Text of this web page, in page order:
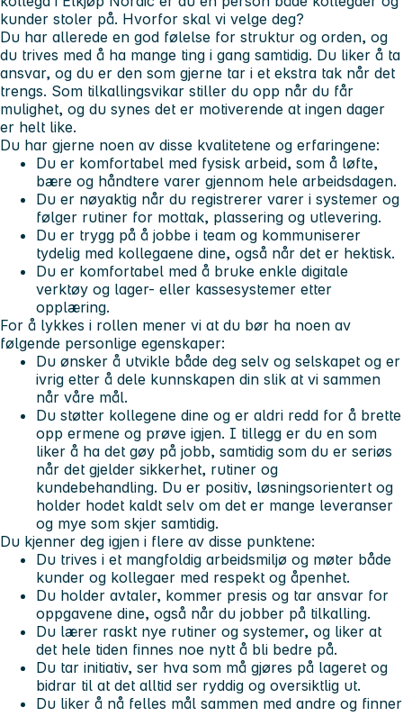
kunder stoler på. Hvorfor skal vi velge deg?
Du har allerede en god følelse for struktur og orden, og
du trives med å ha mange ting i gang samtidig. Du liker å ta
ansvar, og du er den som gjerne tar i et ekstra tak når det
trengs. Som tilkallingsvikar stiller du opp når du får
mulighet, og du synes det er motiverende at ingen dager
er helt like.
Du har gjerne noen av disse kvalitetene og erfaringene:
Du er komfortabel med fysisk arbeid, som å løfte,
bære og håndtere varer gjennom hele arbeidsdagen.
Du er nøyaktig når du registrerer varer i systemer og
følger rutiner for mottak, plassering og utlevering.
Du er trygg på å jobbe i team og kommuniserer
tydelig med kollegaene dine, også når det er hektisk.
Du er komfortabel med å bruke enkle digitale
verktøy og lager- eller kassesystemer etter
opplæring.
For å lykkes i rollen mener vi at du bør ha noen av
følgende personlige egenskaper:
Du ønsker å utvikle både deg selv og selskapet og er
ivrig etter å dele kunnskapen din slik at vi sammen
når våre mål.
Du støtter kollegene dine og er aldri redd for å brette
opp ermene og prøve igjen. I tillegg er du en som
liker å ha det gøy på jobb, samtidig som du er seriøs
når det gjelder sikkerhet, rutiner og
kundebehandling. Du er positiv, løsningsorientert og
holder hodet kaldt selv om det er mange leveranser
og mye som skjer samtidig.
Du kjenner deg igjen i flere av disse punktene:
Du trives i et mangfoldig arbeidsmiljø og møter både
kunder og kollegaer med respekt og åpenhet.
Du holder avtaler, kommer presis og tar ansvar for
oppgavene dine, også når du jobber på tilkalling.
Du lærer raskt nye rutiner og systemer, og liker at
det hele tiden finnes noe nytt å bli bedre på.
Du tar initiativ, ser hva som må gjøres på lageret og
bidrar til at det alltid ser ryddig og oversiktlig ut.
Du liker å nå felles mål sammen med andre og finner